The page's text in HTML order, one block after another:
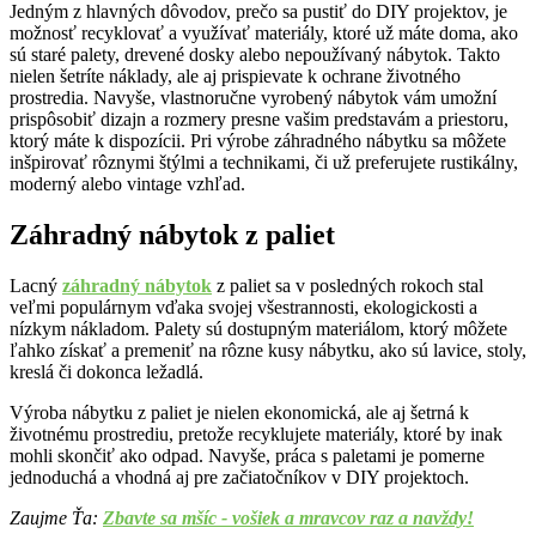
Jedným z hlavných dôvodov, prečo sa pustiť do DIY projektov, je
možnosť recyklovať a využívať materiály, ktoré už máte doma, ako
sú staré palety, drevené dosky alebo nepoužívaný nábytok. Takto
nielen šetríte náklady, ale aj prispievate k ochrane životného
prostredia. Navyše, vlastnoručne vyrobený nábytok vám umožní
prispôsobiť dizajn a rozmery presne vašim predstavám a priestoru,
ktorý máte k dispozícii. Pri výrobe záhradného nábytku sa môžete
inšpirovať rôznymi štýlmi a technikami, či už preferujete rustikálny,
moderný alebo vintage vzhľad.
Záhradný nábytok z paliet
Lacný záhradný nábytok z paliet sa v posledných rokoch stal
veľmi populárnym vďaka svojej všestrannosti, ekologickosti a
nízkym nákladom. Palety sú dostupným materiálom, ktorý môžete
ľahko získať a premeniť na rôzne kusy nábytku, ako sú lavice, stoly,
kreslá či dokonca ležadlá.
Výroba nábytku z paliet je nielen ekonomická, ale aj šetrná k
životnému prostrediu, pretože recyklujete materiály, ktoré by inak
mohli skončiť ako odpad. Navyše, práca s paletami je pomerne
jednoduchá a vhodná aj pre začiatočníkov v DIY projektoch.
Zaujme Ťa: Zbavte sa mšíc - vošiek a mravcov raz a navždy!